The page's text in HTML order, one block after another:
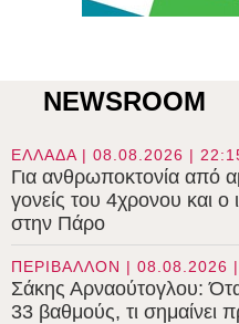
NEWSROOM
ΕΛΛΑΔΑ | 08.08.2026 |
Για ανθρωποκτονία από
γονείς του 4χρονου και ο
στην Πάρο
ΠΕΡΙΒΑΛΛΟΝ | 08.08.2026
Σάκης Αρναούτογλου:
33 βαθμούς, τι σημαίνει